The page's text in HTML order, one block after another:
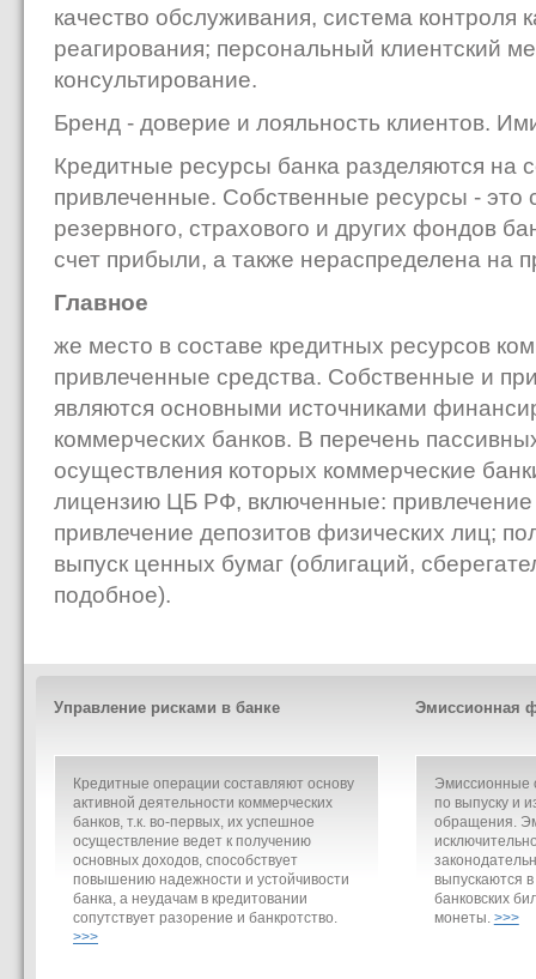
качество обслуживания, система контроля
реагирования; персональный клиентский
консультирование.
Бренд - доверие и лояльность клиентов.
Кредитные ресурсы банка разделяются на
привлеченные. Собственные ресурсы - это
резервного, страхового и других фондов
счет прибыли, а также нераспределена на
Главное
же место в составе кредитных ресурсов
привлеченные средства. Собственные и
являются основными источниками
коммерческих банков. В перечень
осуществления которых коммерческие
лицензию ЦБ РФ, включенные: привлечение
привлечение депозитов физических лиц;
выпуск ценных бумаг (облигаций,
подобное).
Управление рисками в банке
Кредитные операции составляют основу
активной деятельности коммерческих
банков, т.к. во-первых, их успешное
осуществление ведет к получению
основных доходов, способствует
повышению надежности и устойчивости
банка, а неудачам в кредитовании
сопутствует разорение и банкротство.
>>>
Эмиссионная
Эмиссионные
по выпуску и
обращения.
выпускаются
банковских
монеты. >>>